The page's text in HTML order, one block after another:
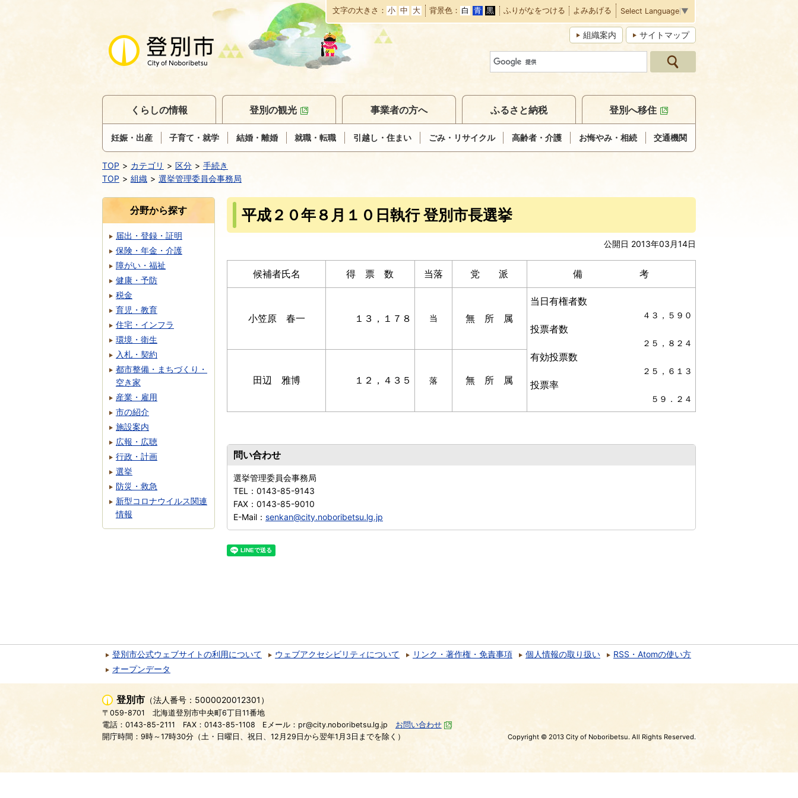
本
文
へ
移
動
文字の大きさ 小 中 大 背景色 白 青 黒 ふりがなをつける よみあげる Select Language ▼
組織案内 サイトマップ
くらしの情報
妊娠・出産 子育て・就学 結婚・離婚 就職・転職 引越し・住まい ごみ・リサイクル 高齢者・介護 お悔やみ・相続 交通機関
登別の観光 事業者の方へ ふるさと納税 登別へ移住
TOP カテゴリ 区分
手続き
TOP
組織 選挙管理委員会事務局
平成２０年８月１０日執行 登別市長選挙
公開日 2013年03月14日
候補者氏名 得票数 当落 党派 備考
小笠原 春一 １３，１７８ 当 無所属
当日有権者数
４３，５９０
投票者数
２５，８２４
有効投票数
２５，６１３
投票率
５９．２４
田辺 雅博 １２，４３５ 落 無所属
問い合わせ
選挙管理委員会事務局
TEL： 0143-85-9143
FAX： 0143-85-9010
E-Mail： senkan@city.noboribetsu.lg.jp
分野から探す
届出・登録・証明
保険・年金・介護
障がい・福祉
健康・予防
税金
育児・教育
住宅・インフラ
環境・衛生
入札・契約
都市整備・まちづくり・
空き家
産業・雇用
市の紹介
施設案内
広報・広聴
行政・計画
選挙
防災・救急
新型コロナウイルス関連
情報
登別市公式ウェブサイトの利用について ウェブアクセシビリティについて リンク・著作権・免責事項 個人情報の取り扱い
RSS・Atomの使い方
オープンデータ
登別市 （法人番号：5000020012301）
〒059-8701
北海道登別市中央町6丁目11番地
電話：0143-85-2111
FAX：0143-85-1108 Eメール：pr@city.noboribetsu.lg.jp
お問い合わせ
開庁時間：9時～17時30分（土・日曜日、祝日、12月29日から翌年1月3日までを除く）
Copyright © 2013 City of Noboribetsu. All Rights Reserved.